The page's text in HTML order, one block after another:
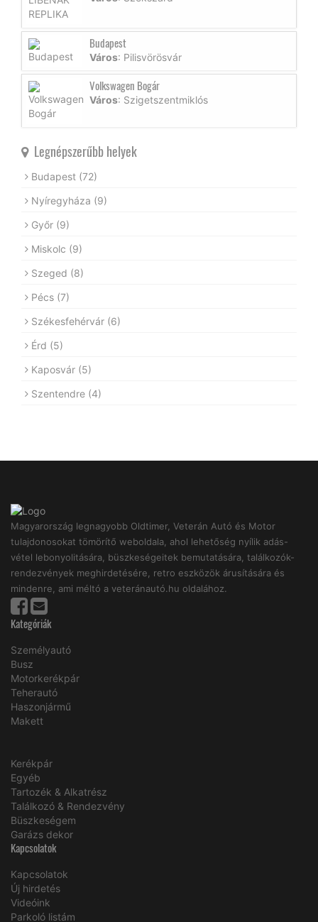
Budapest
Város: Pilisvörösvár
Volkswagen Bogár
Város: Szigetszentmiklós
Legnépszerűbb helyek
Budapest (72)
Nyíregyháza (9)
Győr (9)
Miskolc (9)
Szeged (8)
Pécs (7)
Székesfehérvár (6)
Érd (5)
Kaposvár (5)
Szentendre (4)
Magyarország legnagyobb Oldtimer, Veterán Autó és Motor
tulajdonosokat tömörítő weboldala, ahol lehetőség nyílik adás-
vétel lebonyolitására, büszkeségeitek bemutatására, találkozók-
rendezvények meghirdetésére, retro eszközök árusítására és
mindenre, ami méltó a veteránautó.hu oldalához.
Kategóriák
Személyautó
Busz
Motorkerékpár
Teherautó
Haszonjármű
Makett
Kerékpár
Egyéb
Tartozék & Alkatrész
Találkozó & Rendezvény
Büszkeségem
Garázs dekor
Kapcsolatok
Kapcsolatok
Új hirdetés
Videóink
Parkoló listám